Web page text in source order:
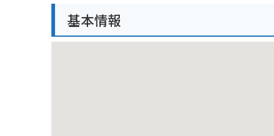
し、山間部は道が狭くなっている箇所もあるため、走
基本情報